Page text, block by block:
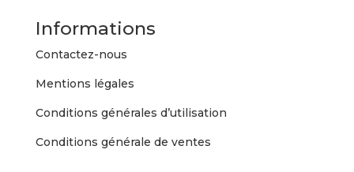
Informations
Contactez-nous
Mentions légales
Conditions générales d’utilisation
Conditions générale de ventes